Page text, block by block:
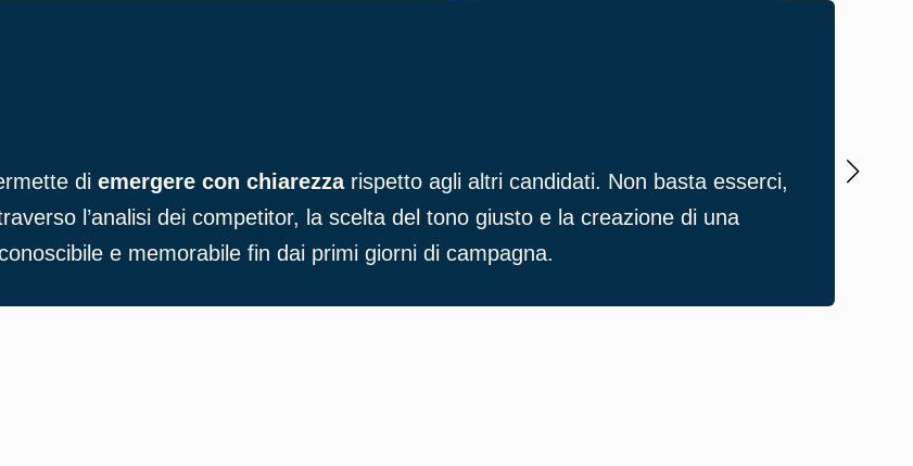
di emergere con chiarezzarispetto agli altri candidati. Non basta esserci,
l’analisi dei competitor, la scelta del tono giusto e la creazione di una
e memorabile fin dai primi giorni di campagna.